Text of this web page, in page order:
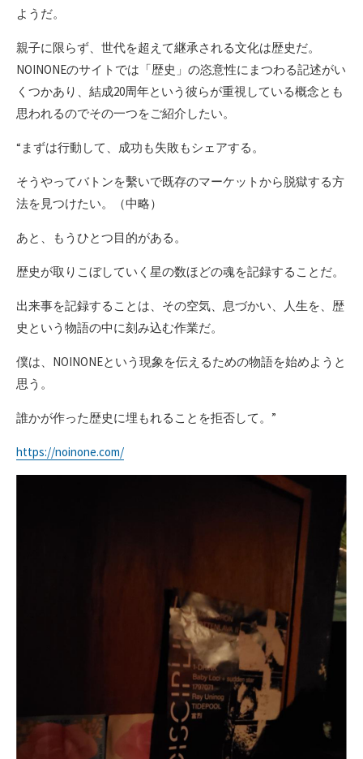
ようだ。
親子に限らず、世代を超えて継承される文化は歴史だ。
NOINONEのサイトでは「歴史」の恣意性にまつわる記述がい
くつかあり、結成20周年という彼らが重視している概念とも
思われるのでその一つをご紹介したい。
“まずは行動して、成功も失敗もシェアする。
そうやってバトンを繫いで既存のマーケットから脱獄する方
法を見つけたい。（中略）
あと、もうひとつ目的がある。
歴史が取りこぼしていく星の数ほどの魂を記録することだ。
出来事を記録することは、その空気、息づかい、人生を、歴
史という物語の中に刻み込む作業だ。
僕は、NOINONEという現象を伝えるための物語を始めようと
思う。
誰かが作った歴史に埋もれることを拒否して。”
https://noinone.com/